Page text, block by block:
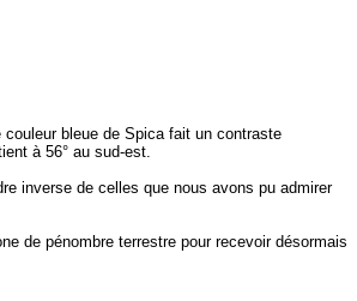
bleue de Spica fait un contraste
à 56° au sud-est.
inverse de celles que nous avons pu admirer
de pénombre terrestre pour recevoir désormais